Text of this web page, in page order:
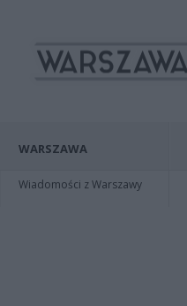
WARSZAWA
Wiadomości z Warszawy